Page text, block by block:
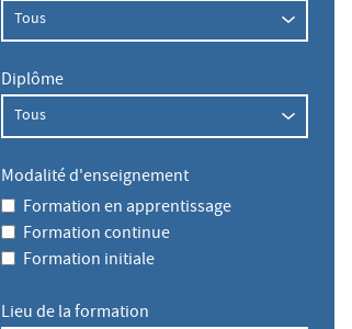
Diplôme
Modalité d'enseignement
Formation en apprentissage
Formation continue
Formation initiale
Lieu de la formation